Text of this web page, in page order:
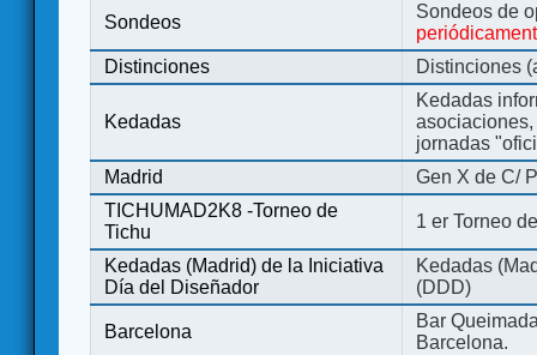
Sondeos
Sondeos de
Distinciones
Distinciones
Kedadas
Kedadas
jornadas
Madrid
Gen X de C/
TICHUMAD2K8 -Torneo de
Tichu
1 er Torneo
Kedadas (Madrid) de la Iniciativa
Día del Diseñador
Kedadas
(DDD)
Barcelona
Bar
Barcelona.